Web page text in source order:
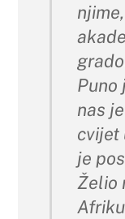
Puno
nas
cvijet
je
Želio